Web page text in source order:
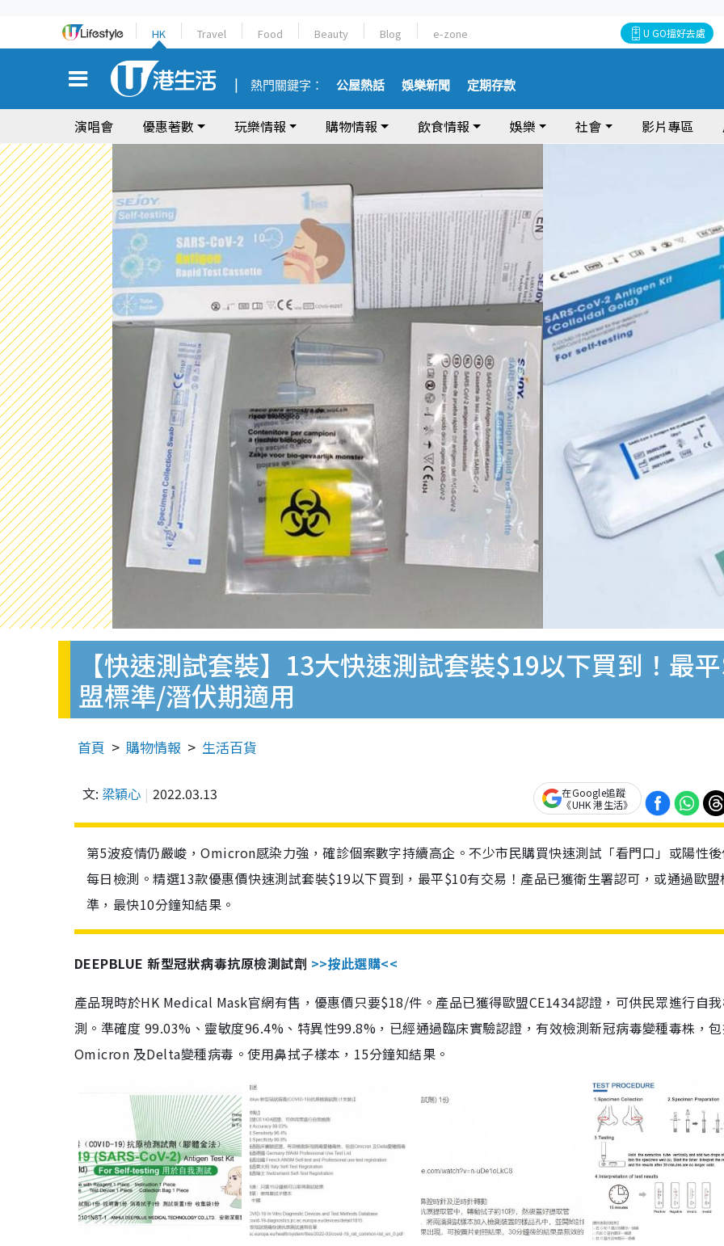
HK Travel Food Beauty Blog e-zone U GO搵好去處
熱門關鍵字： 公屋熱話 娛樂新聞 定期存款
演唱會 優惠著數 玩樂情報 購物情報 飲食情報 娛樂 社會 影片專區
【快速測試套裝】13大快速測試套裝$19以下買到！最
盟標準/潛伏期適用
首頁 購物情報 生活百貨
文: 梁穎心 2022.03.13
在Google追蹤
《UHK 港生活》
第5波疫情仍嚴峻，Omicron感染力強，確診個案數字持續高企。不少市民購買快速測試「看門口」或陽性
每日檢測。精選13款優惠價快速測試套裝$19以下買到，最平$10有交易！產品已獲衛生署認可，或通過歐盟
準，最快10分鐘知結果。
DEEPBLUE 新型冠狀病毒抗原檢測試劑 >>按此選購<<
產品現時於HK Medical Mask官網有售，優惠價只要$18/件。產品已獲得歐盟CE1434認證，可供民眾進行自
測。準確度 99.03%、靈敏度96.4%、特異性99.8%，已經通過臨床實驗認證，有效檢測新冠病毒變種毒株，
Omicron 及Delta變種病毒。使用鼻拭子樣本，15分鐘知結果。